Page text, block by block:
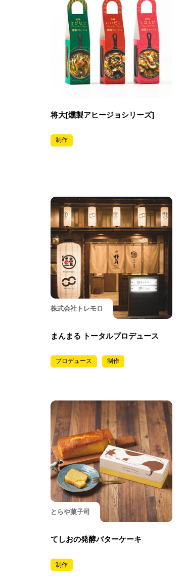
将大[燻製アヒージョシリーズ]
制作
株式会社トレモロ
まんまる トータルプロデュース
プロデュース 制作
とらや菓子司
てしおの発酵バターケーキ
制作